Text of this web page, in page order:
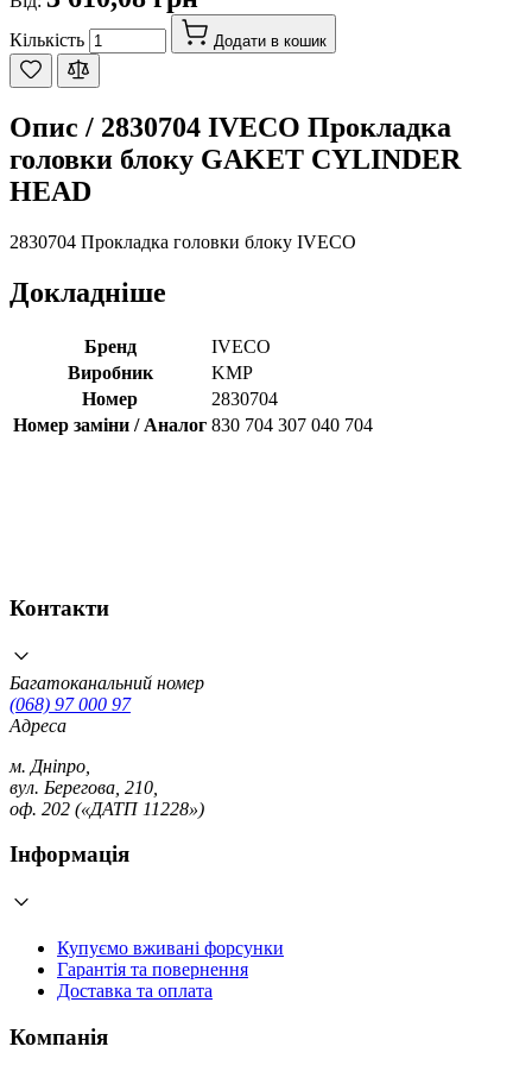
Кількість Додати в кошик
Опис / 2830704 IVECO Прокладка
головки блоку GAKET CYLINDER
HEAD
2830704 Прокладка головки блоку IVECO
Докладніше
Бренд
IVECO
Виробник
KMP
Номер
2830704
Номер заміни / Аналог 830 704 307 040 704
Контакти
Багатоканальний номер
(068) 97 000 97
Адреса
м. Дніпро,
вул. Берегова, 210,
оф. 202 («ДАТП 11228»)
Інформація
Купуємо вживані форсунки
Гарантія та повернення
Доставка та оплата
Компанія